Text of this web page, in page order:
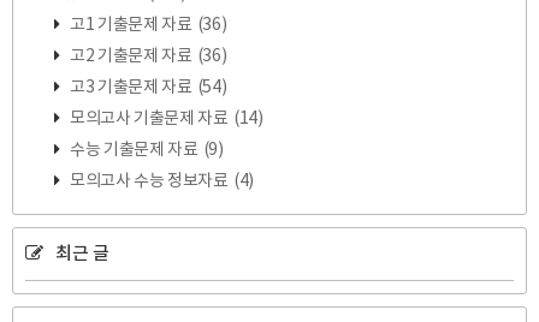
고1 기출문제 자료 (36)
고2 기출문제 자료 (36)
고3 기출문제 자료 (54)
모의고사 기출문제 자료 (14)
수능 기출문제 자료 (9)
모의고사 수능 정보자료 (4)
최근 글